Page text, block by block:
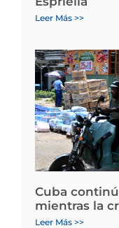
Leer Más >>
Cuba
mientras la
Leer Más >>